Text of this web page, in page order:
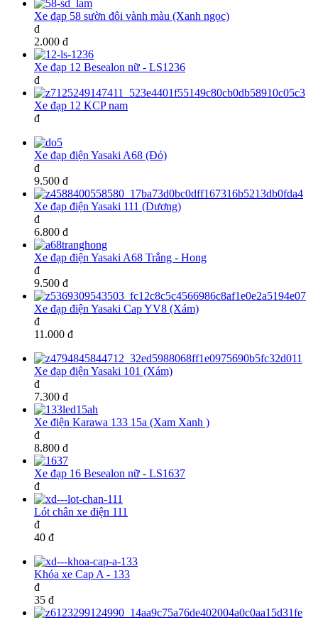
Xe đạp 58 sườn đôi vành màu (Xanh ngọc)
đ
2.000 đ
Xe đạp 12 Besealon nữ - LS1236
đ
Xe đạp 12 KCP nam
đ
Xe đạp điện Yasaki A68 (Đỏ)
đ
9.500 đ
Xe đạp điện Yasaki 111 (Dương)
đ
6.800 đ
Xe đạp điện Yasaki A68 Trắng - Hong
đ
9.500 đ
Xe đạp điện Yasaki Cap YV8 (Xám)
đ
11.000 đ
Xe đạp điện Yasaki 101 (Xám)
đ
7.300 đ
Xe điện Karawa 133 15a (Xam Xanh )
đ
8.800 đ
Xe đạp 16 Besealon nữ - LS1637
đ
Lót chân xe điện 111
đ
40 đ
Khóa xe Cap A - 133
đ
35 đ